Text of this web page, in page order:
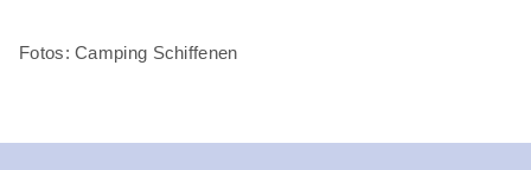
Fotos: Camping Schiffenen